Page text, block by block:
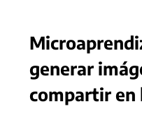
generar
compartir en